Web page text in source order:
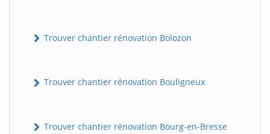
Trouver chantier rénovation Bolozon
Trouver chantier rénovation Bouligneux
Trouver chantier rénovation Bourg-en-Bresse